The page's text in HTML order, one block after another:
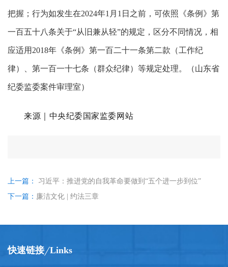
把握；行为如发生在2024年1月1日之前，可依照《条例》第
一百五十八条关于“从旧兼从轻”的规定，区分不同情况，相
应适用2018年《条例》第一百二十一条第二款（工作纪
律）、第一百一十七条（群众纪律）等规定处理。（山东省
纪委监委案件审理室）
来源｜中央纪委国家监委网站
上一篇： 习近平：推进党的自我革命要做到“五个进一步到位”
下一篇： 廉洁文化 | 约法三章
快速链接 Links